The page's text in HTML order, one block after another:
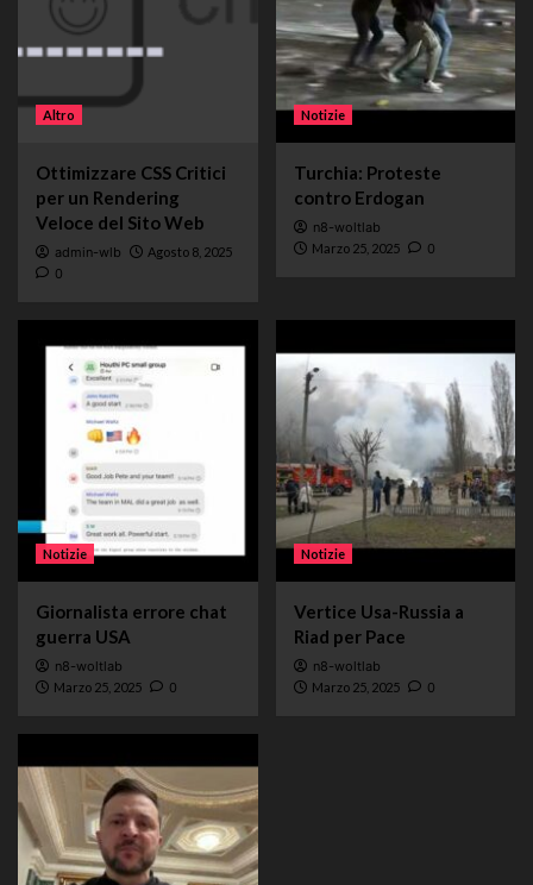
Altro
Ottimizzare CSS Critici
per un Rendering
Veloce del Sito Web
admin-wlb Agosto 8, 2025
0
Notizie
Turchia: Proteste
contro Erdogan
n8-woltlab
Marzo 25, 2025 0
Notizie
Giornalista errore chat
guerra USA
n8-woltlab
Marzo 25, 2025 0
Notizie
Vertice Usa-Russia a
Riad per Pace
n8-woltlab
Marzo 25, 2025 0